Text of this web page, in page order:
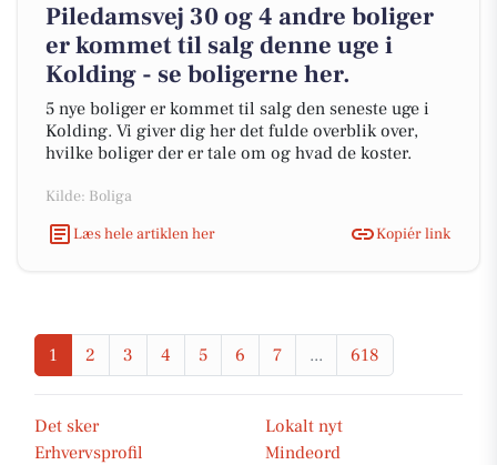
Piledamsvej 30 og 4 andre boliger
er kommet til salg denne uge i
Kolding - se boligerne her.
5 nye boliger er kommet til salg den seneste uge i
Kolding. Vi giver dig her det fulde overblik over,
hvilke boliger der er tale om og hvad de koster.
Kilde: Boliga
Læs hele artiklen her
Kopiér link
1 2 3 4 5 6 7 ... 618
Det sker
Lokalt nyt
Erhvervsprofil
Mindeord